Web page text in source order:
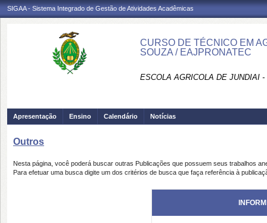
SIGAA - Sistema Integrado de Gestão de Atividades Acadêmicas
CURSO DE TÉCNICO EM
SOUZA / EAJPRONATEC
ESCOLA AGRICOLA DE JUNDIAI
Apresentação Ensino Calendário Notícias
Outros
Nesta página, você poderá buscar outras Publicações que possuem seus trabalhos
Para efetuar uma busca digite um dos critérios de busca que faça referência à